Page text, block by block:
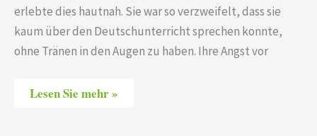
erlebte dies hautnah. Sie war so verzweifelt, dass sie
kaum über den Deutschunterricht sprechen konnte,
ohne Tränen in den Augen zu haben. Ihre Angst vor
Lesen Sie mehr »